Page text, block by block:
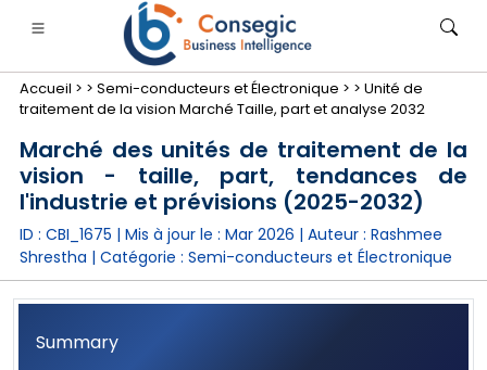
services financiers et assurance
• Biens de consommation• Énergie et électricité
•
• étude de cas
Accueil > > Semi-conducteurs et Électronique > > Unité de
traitement de la vision Marché Taille, part et analyse 2032
Marché des unités de traitement de la
vision - taille, part, tendances de
l'industrie et prévisions (2025-2032)
ID : CBI_1675 | Mis à jour le : Mar 2026 | Auteur : Rashmee
Shrestha | Catégorie : Semi-conducteurs et Électronique
Summary